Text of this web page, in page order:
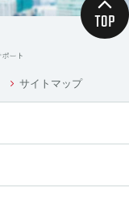
サイトマップ